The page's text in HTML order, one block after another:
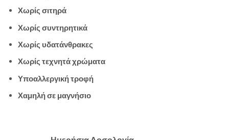
Χωρίς σιτηρά
Χωρίς συντηρητικά
Χωρίς υδατάνθρακες
Χωρίς τεχνητά χρώματα
Υποαλλεργική τροφή
Χαμηλή σε μαγνήσιο